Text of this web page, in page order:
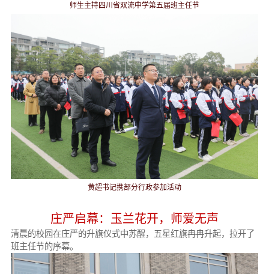
师生主持四川省双流中学第五届班主任节
黄超书记携部分行政参加活动
庄严启幕：玉兰花开，师爱无声
清晨的校园在庄严的升旗仪式中苏醒，五星红旗冉冉升起，拉开了
班主任节的序幕。